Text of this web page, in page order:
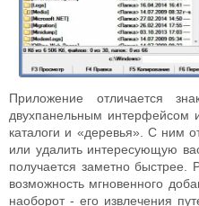
Приложение отличается
двухпанельным интерфейсом
каталоги и «деревья». С ним
или удалить интересующую
получается заметно быстрее.
возможность мгновенного
наоборот - его извлечения